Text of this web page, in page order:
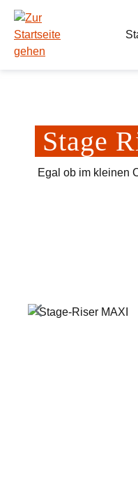
Hauptinhalt springen
Zur Suche springen
Zur Hauptnavigation
Stage
Egal ob im kleinen
Bildergalerie